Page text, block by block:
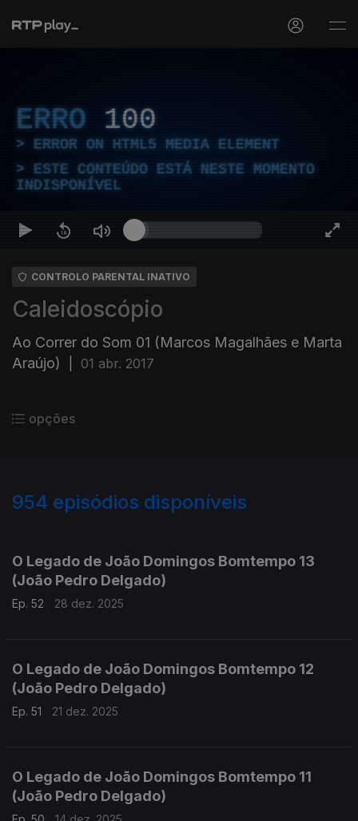
ERRO 100
ERROR ON HTML5 MEDIA ELEMENT
ESTE CONTEÚDO ESTÁ NESTE MOMENTO
INDISPONÍVEL
CONTROLO PARENTAL INATIVO
Caleidoscópio
Ao Correr do Som 01 (Marcos Magalhães e Marta
Araújo)
01 abr. 2017
opções
954 episódios disponíveis
O Legado de João Domingos Bomtempo 13
(João Pedro Delgado)
Ep. 52 28 dez. 2025
O Legado de João Domingos Bomtempo 12
(João Pedro Delgado)
Ep. 51 21 dez. 2025
O Legado de João Domingos Bomtempo 11
(João Pedro Delgado)